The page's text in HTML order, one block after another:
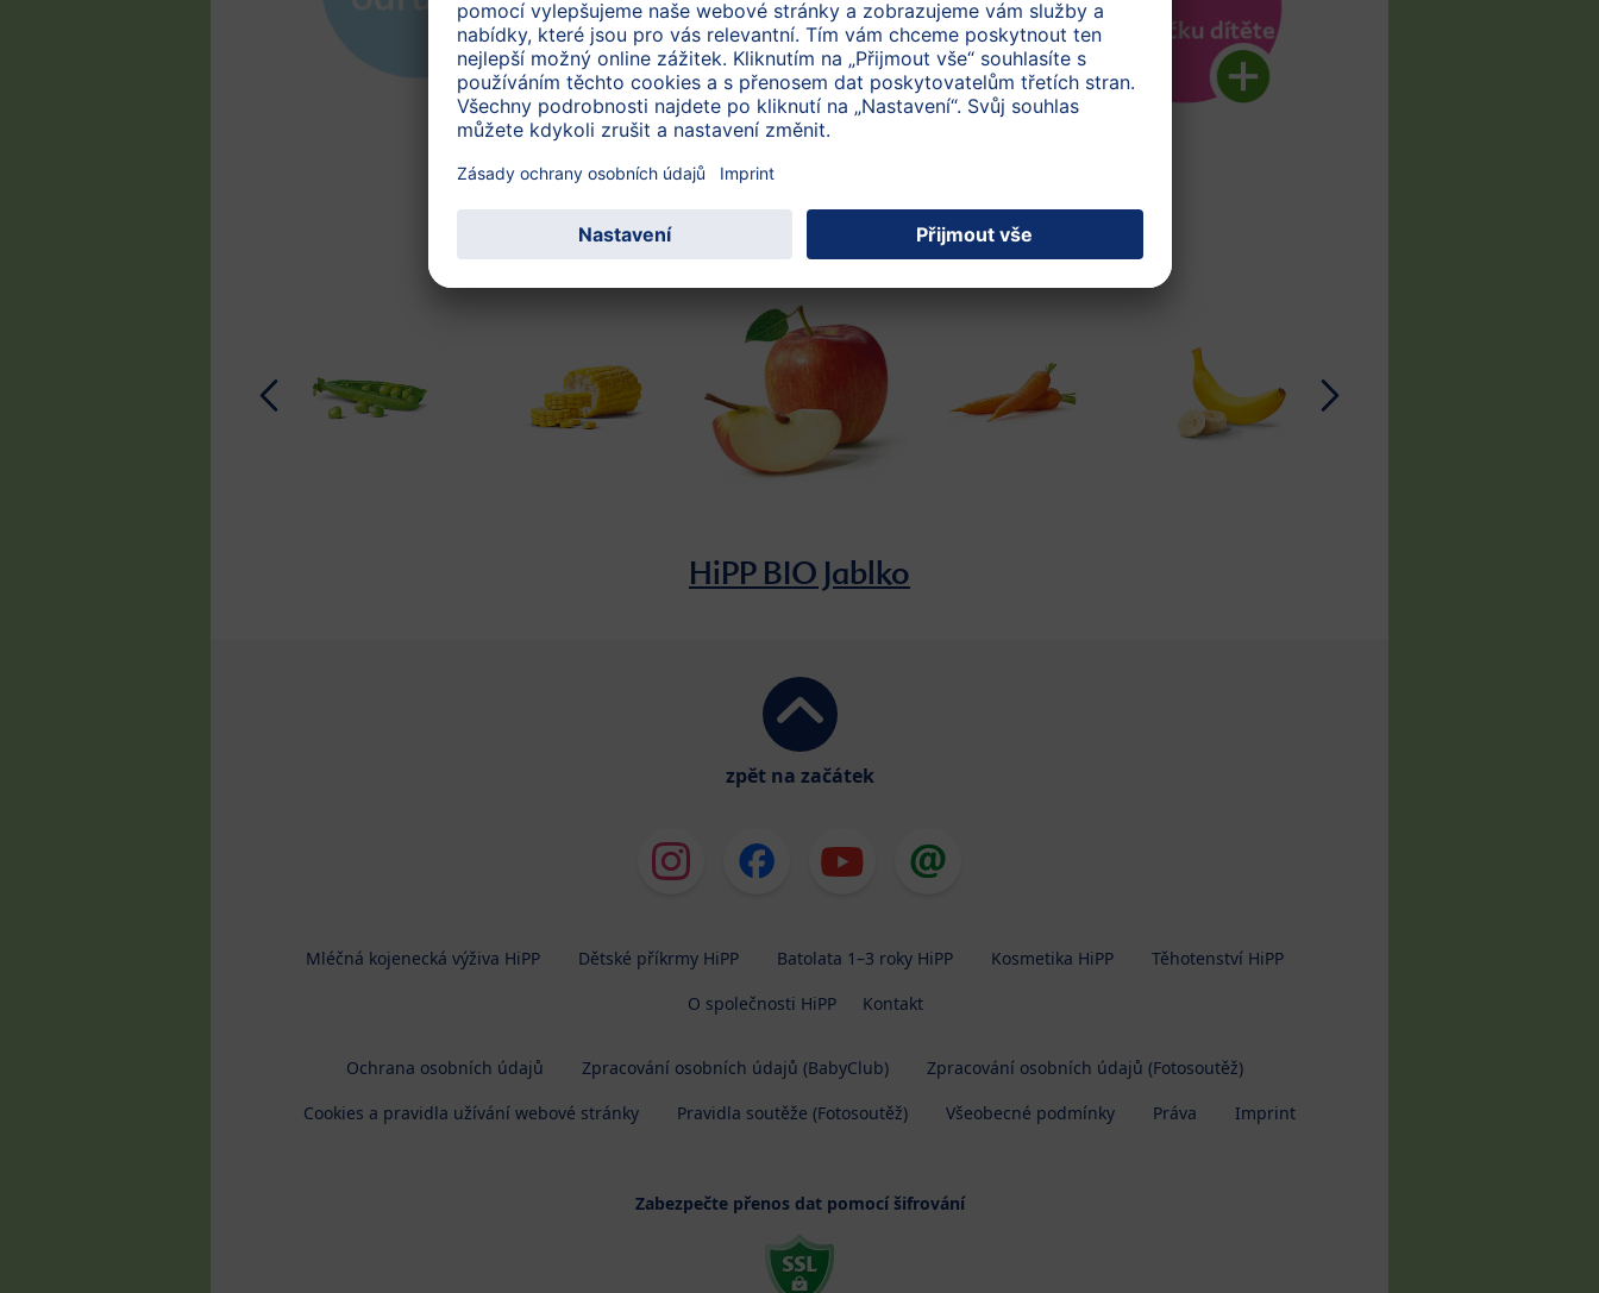
Vyhledávač ingrediencí
HiPP BIO Jablko
zpět na začátek
Mléčná kojenecká výživa HiPP Dětské příkrmy HiPP Batolata 1–3 roky HiPP Kosmetika HiPP
Těhotenství HiPP
O společnosti HiPP
Kontakt
Ochrana osobních údajů Zpracování osobních údajů (BabyClub)
Zpracování osobních údajů (Fotosoutěž)
Cookies a pravidla užívání webové stránky
Pravidla soutěže (Fotosoutěž) Všeobecné podmínky Práva Imprint
Zabezpečte přenos dat pomocí šifrování